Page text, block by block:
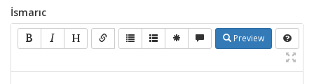
İsmarıc
Preview